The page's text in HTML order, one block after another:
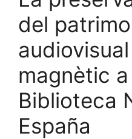
del
magnètic a
Biblioteca
España